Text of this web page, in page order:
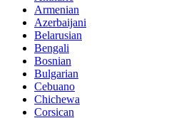
Armenian
Azerbaijani
Belarusian
Bengali
Bosnian
Bulgarian
Cebuano
Chichewa
Corsican